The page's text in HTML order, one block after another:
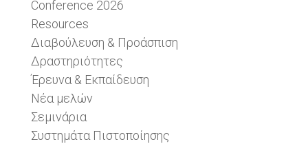
Conference 2026
Resources
Διαβούλευση & Προάσπιση
Δραστηριότητες
Έρευνα & Εκπαίδευση
Νέα μελών
Σεμινάρια
Συστημάτα Πιστοποίησης